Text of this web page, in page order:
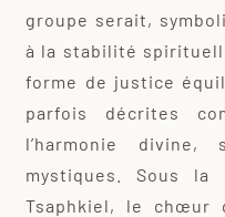
groupe serait,
à la stabilité
forme de justice
parfois décrites
l’harmonie divine,
mystiques. Sous la
Tsaphkiel, le chœur